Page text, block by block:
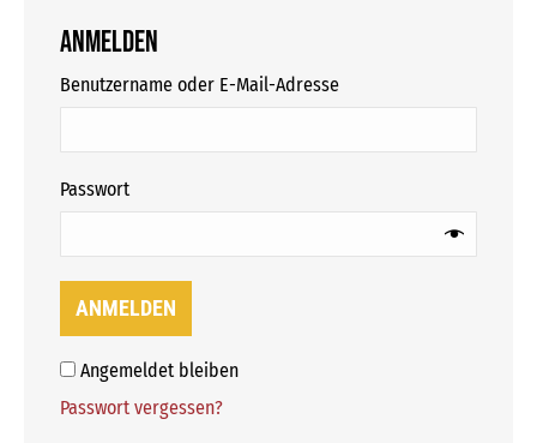
Anmelden
Benutzername oder E-Mail-Adresse
Passwort
ANMELDEN
Angemeldet bleiben
Passwort vergessen?